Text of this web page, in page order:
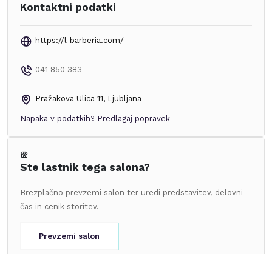
Kontaktni podatki
https://l-barberia.com/
041 850 383
Pražakova Ulica 11, Ljubljana
Napaka v podatkih? Predlagaj popravek
Ste lastnik tega salona?
Brezplačno prevzemi salon ter uredi predstavitev, delovni
čas in cenik storitev.
Prevzemi salon